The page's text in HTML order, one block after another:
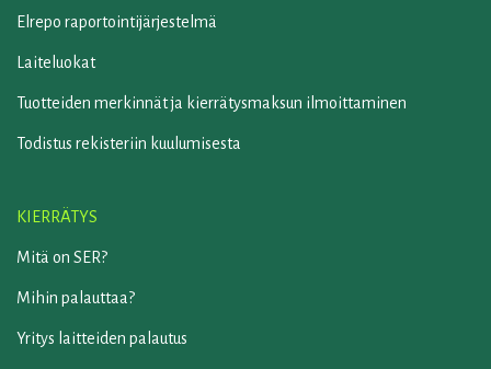
Elrepo raportointijärjestelmä
Laiteluokat
Tuotteiden merkinnät ja kierrätysmaksun ilmoittaminen
Todistus rekisteriin kuulumisesta
KIERRÄTYS
Mitä on SER?
Mihin palauttaa?
Yritys laitteiden palautus